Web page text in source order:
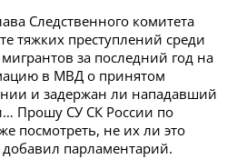
Следственного комитета
тяжких преступлений среди
за последний год на
в МВД о принятом
и задержан ли нападавший
Прошу СУ СК России по
посмотреть, не их ли это
добавил парламентарий.